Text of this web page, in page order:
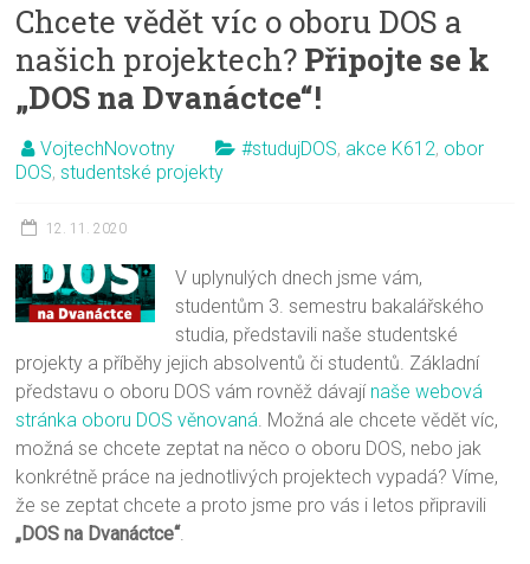
Chcete vědět víc o oboru DOS a
našich projektech? Připojte se k
„DOS na Dvanáctce“!
VojtechNovotny #studujDOS, akce K612, obor
DOS,studentské projekty
12. 11. 2020
V uplynulých dnech jsme vám,
studentům 3. semestru bakalářského
studia, představili naše studentské
projekty a příběhy jejich absolventů či studentů. Základní
představu o oboru DOS vám rovněž dávají naše webová
stránka oboru DOS věnovaná. Možná ale chcete vědět víc,
možná se chcete zeptat na něco o oboru DOS, nebo jak
konkrétně práce na jednotlivých projektech vypadá? Víme,
že se zeptat chcete a proto jsme pro vás i letos připravili
„DOS na Dvanáctce“.